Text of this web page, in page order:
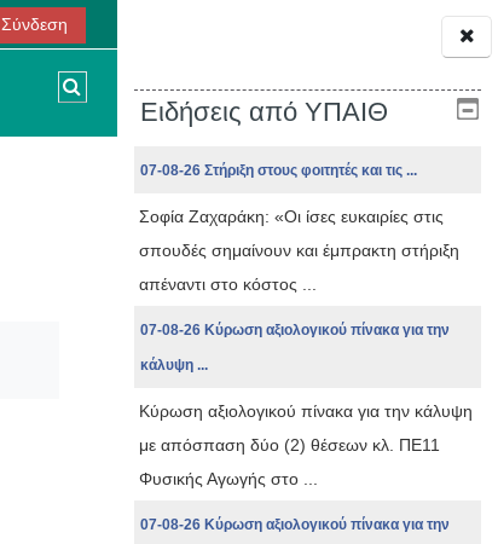
Ειδήσεις από ΥΠΑΙΘ
07-08-26 Στήριξη στους φοιτητές και τις ...
Σοφία Ζαχαράκη: «Οι ίσες ευκαιρίες στις
σπουδές σημαίνουν και έμπρακτη στήριξη
απέναντι στο κόστος ...
07-08-26 Κύρωση αξιολογικού πίνακα για την
κάλυψη ...
Κύρωση αξιολογικού πίνακα για την κάλυψη
με απόσπαση δύο (2) θέσεων κλ. ΠΕ11
Φυσικής Αγωγής στο ...
07-08-26 Κύρωση αξιολογικού πίνακα για την
Σύνδεση
Εναλλαγή εισόδου αναζήτησης